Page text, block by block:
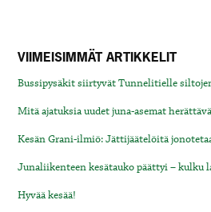
VIIMEISIMMÄT ARTIKKELIT
Bussipysäkit siirtyvät Tunnelitielle
Mitä ajatuksia uudet juna-asemat
Kesän Grani-ilmiö: Jättijäätelöitä
Junaliikenteen kesätauko päättyi –
Hyvää kesää!